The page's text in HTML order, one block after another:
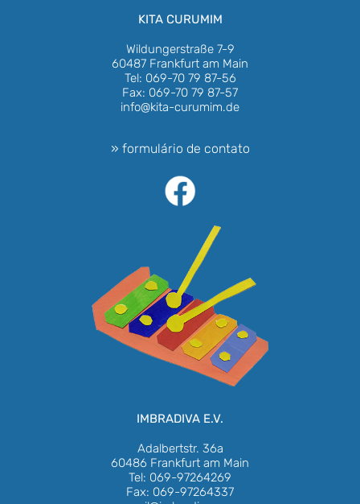
KITA CURUMIM
Wildungerstraße 7-9
60487 Frankfurt am Main
Tel: 069-70 79 87-56
Fax: 069-70 79 87-57
info@kita-curumim.de
» formulário de contato
IMBRADIVA E.V.
Adalbertstr. 36a
60486 Frankfurt am Main
Tel: 069-97264269
Fax: 069-97264337